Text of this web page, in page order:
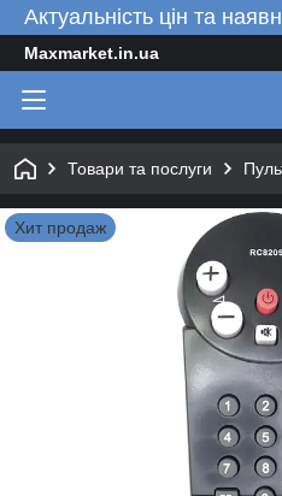
Актуальність цін та
Maxmarket.in.ua
Товари та послуги
Хит продаж